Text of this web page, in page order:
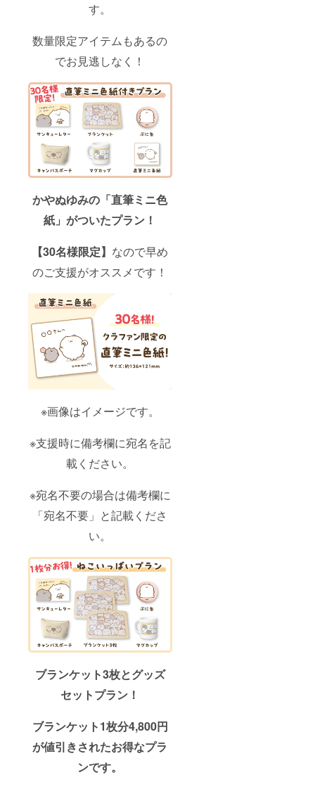
す。
数量限定アイテムもあるの
でお見逃しなく！
かやぬゆみの「直筆ミニ色
紙」がついたプラン！
【30名様限定】 なので早め
のご支援がオススメです！
※画像はイメージです。
※支援時に備考欄に宛名を記
載ください。
※宛名不要の場合は備考欄に
「宛名不要」と記載くださ
い。
ブランケット3枚とグッズ
セットプラン！
ブランケット1枚分4,800円
が値引きされたお得なプラ
ンです。